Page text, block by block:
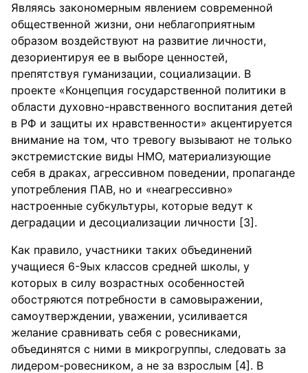
Являясь закономерным явлением современной
общественной жизни, они неблагоприятным
образом воздействуют на развитие личности,
дезориентируя ее в выборе ценностей,
препятствуя гуманизации, социализации. В
проекте «Концепция государственной политики в
области духовно-нравственного воспитания детей
в РФ и защиты их нравственности» акцентируется
внимание на том, что тревогу вызывают не только
экстремистские виды НМО, материализующие
себя в драках, агрессивном поведении, пропаганде
употребления ПАВ, но и «неагрессивно»
настроенные субкультуры, которые ведут к
деградации и десоциализации личности [3].
Как правило, участники таких объединений
учащиеся 6-9ых классов средней школы, у
которых в силу возрастных особенностей
обостряются потребности в самовыражении,
самоутверждении, уважении, усиливается
желание сравнивать себя с ровесниками,
объединятся с ними в микрогруппы, следовать за
лидером-ровесником, а не за взрослым [4]. В